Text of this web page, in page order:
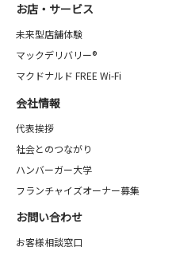
お店・サービス
未来型店舗体験
マックデリバリー®
マクドナルド FREE Wi-Fi
会社情報
代表挨拶
社会とのつながり
ハンバーガー大学
フランチャイズオーナー募集
お問い合わせ
お客様相談窓口